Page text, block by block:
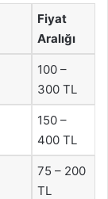
Fiyat
Aralığı
100 –
300 TL
150 –
400 TL
75 – 200
TL